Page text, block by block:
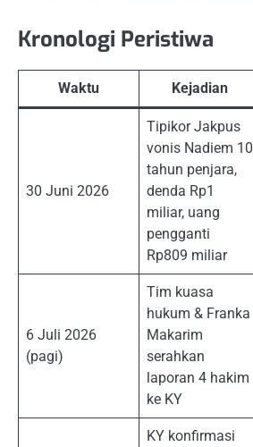
Kronologi Peristiwa
Waktu Kejadian
30 Juni 2026
Tipikor Jakpus
vonis Nadiem 10
tahun penjara,
denda Rp1
miliar, uang
pengganti
Rp809 miliar
6 Juli 2026
(pagi)
Tim kuasa
hukum & Franka
Makarim
serahkan
laporan 4 hakim
ke KY
KY konfirmasi